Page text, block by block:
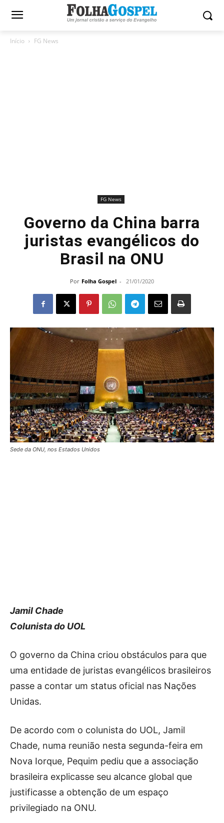
Início FG News
FG News
Governo da China barra
juristas evangélicos do
Brasil na ONU
Por Folha Gospel - 21/01/2020
Sede da ONU, nos Estados Unidos
Jamil Chade
Colunista do UOL
O governo da China criou obstáculos para que
uma entidade de juristas evangélicos brasileiros
passe a contar um status oficial nas Nações
Unidas.
De acordo com o colunista do UOL, Jamil
Chade, numa reunião nesta segunda-feira em
Nova Iorque, Pequim pediu que a associação
brasileira explicasse seu alcance global que
justificasse a obtenção de um espaço
privilegiado na ONU.